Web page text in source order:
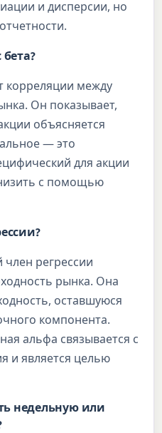
и дисперсии, но
корреляции между
Он показывает,
объясняется
— это
для акции
с помощью
регрессии
рынка. Она
оставшуюся
компонента.
альфа связывается с
и является целью
недельную или